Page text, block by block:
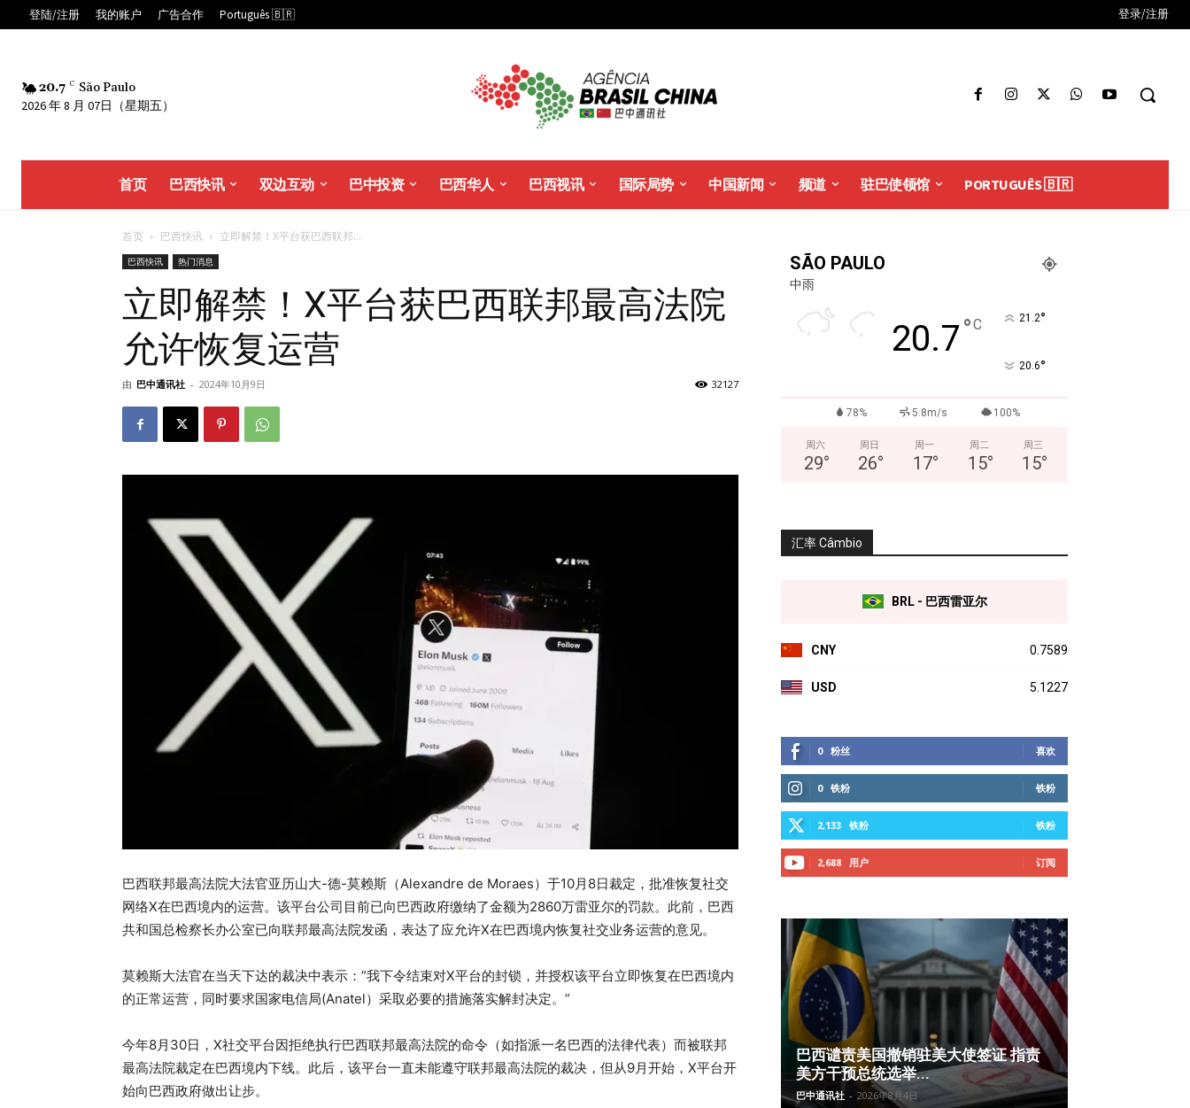
登陆/注册 我的账户 广告合作 Português 🇧🇷 登录/注册
20.7 C São Paulo
2026 年 8 月 07日（星期五）
首页 巴西快讯 双边互动 巴中投资 巴西华人 巴西视讯 国际局势 中国新闻 频道 驻巴使领馆 PORTUGUÊS 🇧🇷
首页 巴西快讯 立即解禁！X平台获巴西联邦...
巴西快讯 热门消息
立即解禁！X平台获巴西联邦最高法院
允许恢复运营
由 巴中通讯社 - 2024年10月9日 32127
巴西联邦最高法院大法官亚历山大-德-莫赖斯（Alexandre de Moraes）于10月8日裁定，批准恢复社交
网络X在巴西境内的运营。该平台公司目前已向巴西政府缴纳了金额为2860万雷亚尔的罚款。此前，巴西
共和国总检察长办公室已向联邦最高法院发函，表达了应允许X在巴西境内恢复社交业务运营的意见。
莫赖斯大法官在当天下达的裁决中表示：”我下令结束对X平台的封锁，并授权该平台立即恢复在巴西境内
的正常运营，同时要求国家电信局(Anatel）采取必要的措施落实解封决定。”
今年8月30日，X社交平台因拒绝执行巴西联邦最高法院的命令（如指派一名巴西的法律代表）而被联邦
最高法院裁定在巴西境内下线。此后，该平台一直未能遵守联邦最高法院的裁决，但从9月开始，X平台开
始向巴西政府做出让步。
SÃO PAULO
中雨
20.7°C 21.2°
20.6°
78% 5.8m/s 100%
周六
29°
周日
26°
周一
17°
周二
15°
周三
15°
汇率 Câmbio
BRL - 巴西雷亚尔
CNY 0.7589
USD 5.1227
0 粉丝 喜欢
0 铁粉 铁粉
2,133 铁粉 铁粉
2,688 用户 订阅
巴西谴责美国撤销驻美大使签证 指责
美方干预总统选举...
巴中通讯社 - 2026年8月4日